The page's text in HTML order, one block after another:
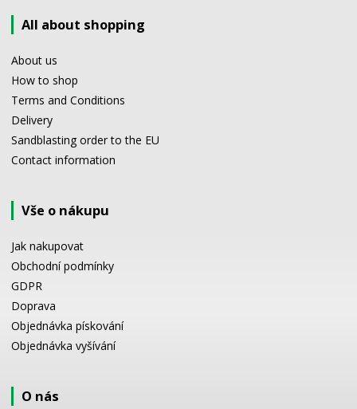
All about shopping
About us
How to shop
Terms and Conditions
Delivery
Sandblasting order to the EU
Contact information
Vše o nákupu
Jak nakupovat
Obchodní podmínky
GDPR
Doprava
Objednávka pískování
Objednávka vyšívání
O nás